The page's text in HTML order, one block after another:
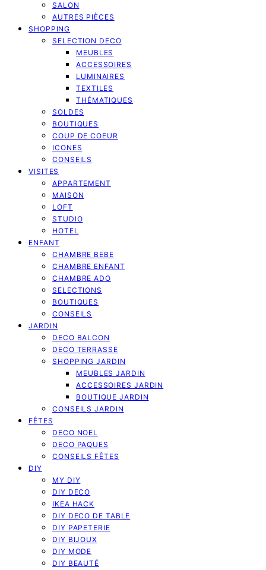
SALON
AUTRES PIÈCES
SHOPPING
SELECTION DECO
MEUBLES
ACCESSOIRES
LUMINAIRES
TEXTILES
THÉMATIQUES
SOLDES
BOUTIQUES
COUP DE COEUR
ICONES
CONSEILS
VISITES
APPARTEMENT
MAISON
LOFT
STUDIO
HOTEL
ENFANT
CHAMBRE BEBE
CHAMBRE ENFANT
CHAMBRE ADO
SELECTIONS
BOUTIQUES
CONSEILS
JARDIN
DECO BALCON
DECO TERRASSE
SHOPPING JARDIN
MEUBLES JARDIN
ACCESSOIRES JARDIN
BOUTIQUE JARDIN
CONSEILS JARDIN
FÊTES
DECO NOEL
DECO PAQUES
CONSEILS FÊTES
DIY
MY DIY
DIY DECO
IKEA HACK
DIY DECO DE TABLE
DIY PAPETERIE
DIY BIJOUX
DIY MODE
DIY BEAUTÉ